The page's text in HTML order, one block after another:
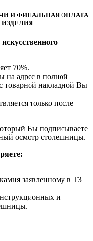
И ФИНАЛЬНАЯ ОПЛАТА
70%.
на адрес в полной
товарной накладной Вы
только после
Вы подписываете
осмотр столешницы.
заявленному в ТЗ
и